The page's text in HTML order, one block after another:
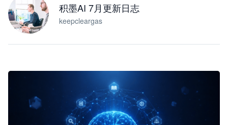
积墨AI 7月更新日志
keepcleargas